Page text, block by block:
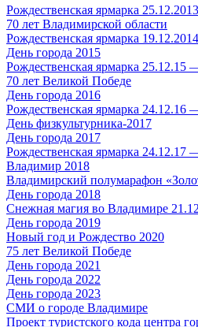
Рождественская ярмарка
70 лет Владимирской области
Рождественская ярмарка
День города 2015
Рождественская ярмарка 25.12.15
70 лет Великой Победе
День города 2016
Рождественская ярмарка 24.12.16
День физкультурника-2017
День города 2017
Рождественская ярмарка 24.12.17
Владимир 2018
Владимирский полумарафон
День города 2018
Снежная магия во Владимире
День города 2019
Новый год и Рождество 2020
75 лет Великой Победе
День города 2021
День города 2022
День города 2023
СМИ о городе Владимире
Проект туристского кода центра